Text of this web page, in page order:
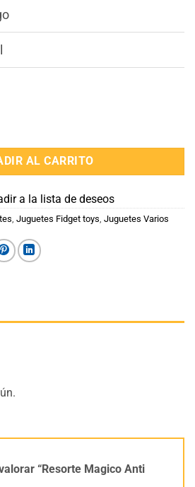
cantidad
AL CARRITO
a la lista de deseos
Juguetes Fidget toys Juguetes Varios
“Resorte Magico Anti